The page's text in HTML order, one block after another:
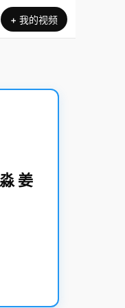
+ 我的视频
姜